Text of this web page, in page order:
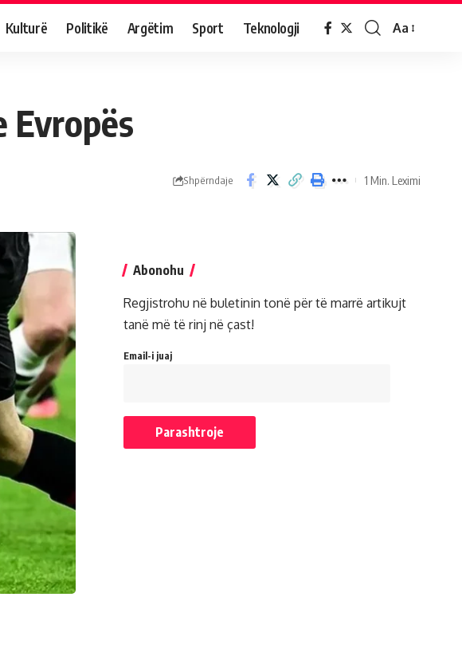
Kulturë Politikë Argëtim Sport Teknologji Aa
Evropës
Shpërndaje 1 Min. Leximi
Abonohu
Regjistrohu në buletinin tonë për të marrë artikujt
tanë më të rinj në çast!
Email-i juaj